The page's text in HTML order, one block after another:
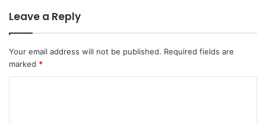
Leave a Reply
Your email address will not be published. Required fields are
marked *